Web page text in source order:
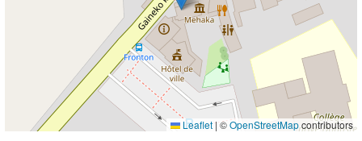
Leaflet|©OpenStreetMapcontributors